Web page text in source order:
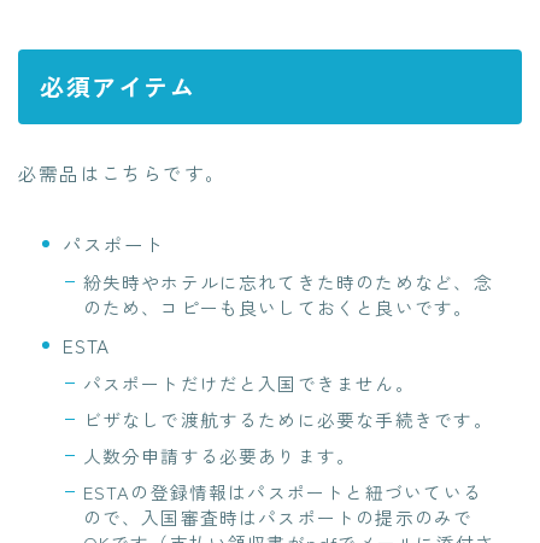
必須アイテム
必需品はこちらです。
パスポート
紛失時やホテルに忘れてきた時のためなど、念
のため、コピーも良いしておくと良いです。
ESTA
パスポートだけだと入国できません。
ビザなしで渡航するために必要な手続きです。
人数分申請する必要あります。
ESTAの登録情報はパスポートと紐づいている
ので、入国審査時はパスポートの提示のみで